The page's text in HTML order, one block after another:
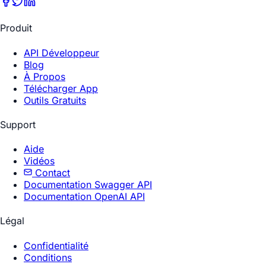
Produit
API Développeur
Blog
À Propos
Télécharger App
Outils Gratuits
Support
Aide
Vidéos
Contact
Documentation Swagger API
Documentation OpenAI API
Légal
Confidentialité
Conditions